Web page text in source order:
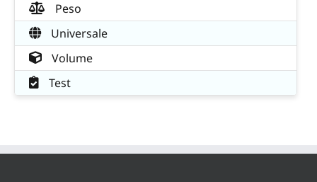
Peso
Universale
Volume
Test